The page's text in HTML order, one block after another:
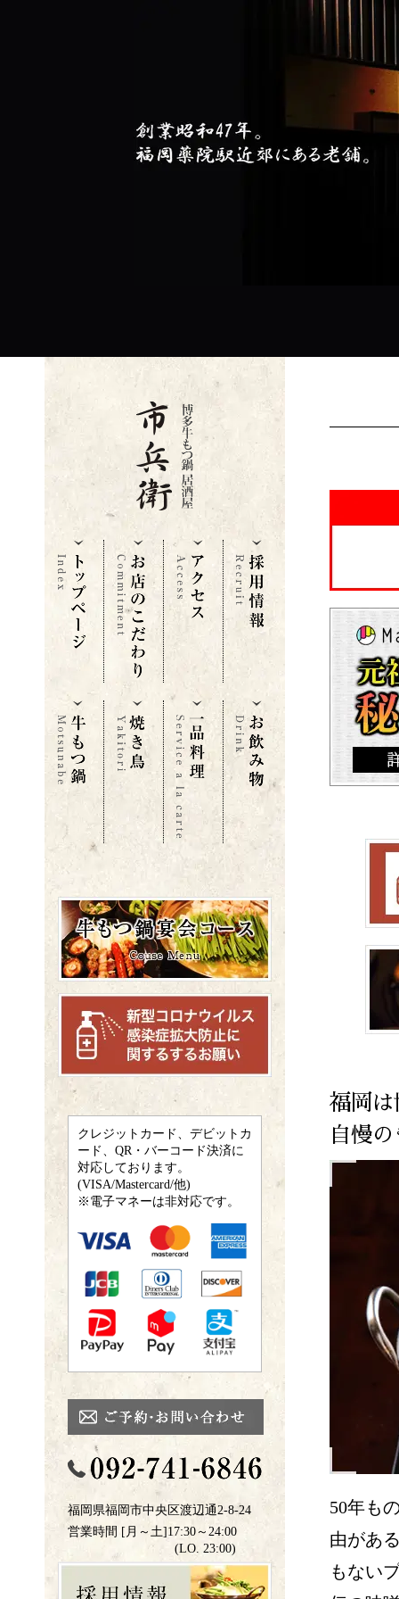
クレジットカード、デビットカ
ード、QR・バーコード決済に
対応しております。
(VISA/Mastercard/他)
※電子マネーは非対応です。
福岡県福岡市中央区渡辺通2-8-24
営業時間 [月～土]17:30～24:00
(LO. 23:00)
福岡は
自慢
50年も
由があ
もない